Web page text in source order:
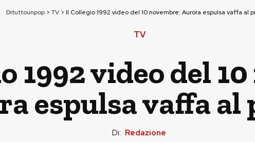
Dituttounpop > TV > Il Collegio 1992 video del 10 novembre: Aurora espulsa vaffa al
TV
1992 video del
espulsa vaffa al
Di: Redazione